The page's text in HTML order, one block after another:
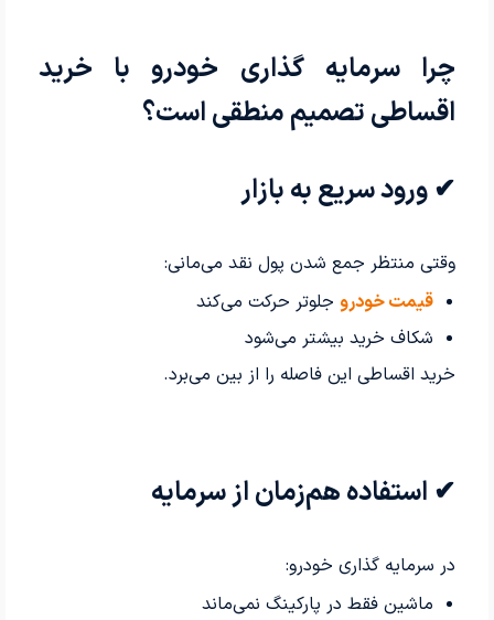
چرا سرمایه گذاری خودرو با خرید
اقساطی تصمیم منطقی است؟
✔ ورود سریع به بازار
وقتی منتظر جمع شدن پول نقد می‌مانی:
قیمت خودروجلوتر حرکت می‌کند
شکاف خرید بیشتر می‌شود
خرید اقساطی این فاصله را از بین می‌برد.
✔ استفاده هم‌زمان از سرمایه
در سرمایه گذاری خودرو:
ماشین فقط در پارکینگ نمی‌ماند